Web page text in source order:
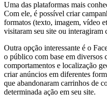
Uma das plataformas mais
Com ele, é possível criar
formatos (texto, imagem, vídeo
visitaram seu site ou interagiram
Outra opção interessante é o
o público com base em diversos
comportamentos e localização
criar anúncios em diferentes
que abandonaram carrinhos de
determinada ação em seu site.